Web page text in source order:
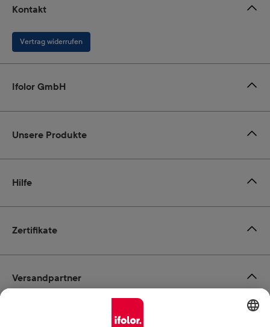
Zertifikate
Kontakt
Vertrag widerrufen
Ifolor GmbH
Unsere Produkte
Hilfe
Versandpartner